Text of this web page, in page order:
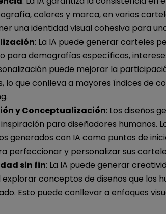
colores y marca, en varios
una identidad visual cohesiva para
: La IA puede generar carteles
para demografías específicas,
puede mejorar la
lo que conlleva a mayores índices de
y Conceptualización: Los diseños
para diseñadores humanos.
generados con IA como puntos de
perfeccionar y personalizar sus
sin fin: La IA puede generar
explorar conceptos de diseños que los
Esto puede conllevar a enfoques